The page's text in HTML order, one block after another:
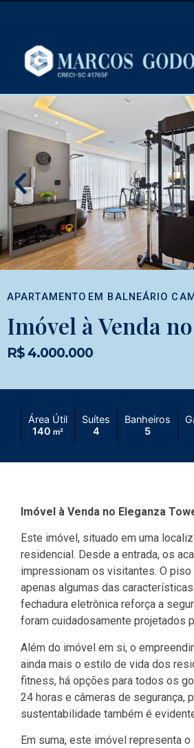
APARTAMENTO EM BALNEÁRIO
Imóvel à Venda
R$ 4.000.000
Área Útil
140 m²
Suítes
4
Banheiros
5
Imóvel à Venda no Eleganza
Este imóvel, situado em uma
residencial. Desde a entrada, os
impressionam os visitantes. O
apenas algumas das
fechadura eletrônica reforça a
foram cuidadosamente projetados
Além do imóvel em si, o
ainda mais o estilo de vida dos
fitness, há opções para todos os
24 horas e câmeras de segurança,
sustentabilidade também é
Em suma, este imóvel representa